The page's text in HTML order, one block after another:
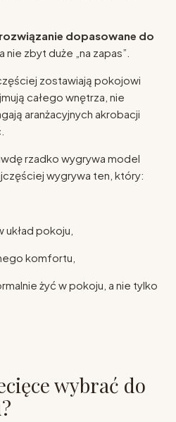
dopasowane do
, a nie zbyt duże „na zapas”.
zostawiają pokojowi
całego wnętrza, nie
aranżacyjnych akrobacji
rzadko wygrywa model
wygrywa ten, który:
pokoju,
komfortu,
żyć w pokoju, a nie tylko
wybrać do